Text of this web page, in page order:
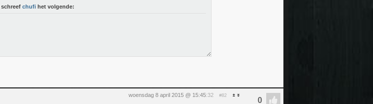
schreef chufi het volgende:
woensdag 8 april 2015 @ 15:45:32 #82